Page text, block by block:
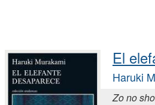
El
Haruki
Zo no